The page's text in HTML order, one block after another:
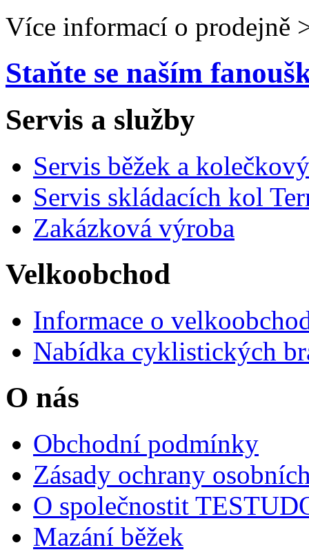
Více informací o prodejně
Staňte se naším
Servis a služby
Servis běžek a
Servis skládacích kol
Zakázková výroba
Velkoobchod
Informace o
Nabídka cyklistických
O nás
Obchodní podmínky
Zásady ochrany
O společnostit
Mazání běžek